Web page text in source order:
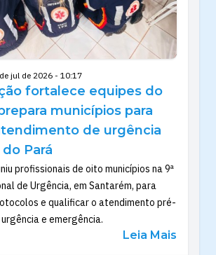
jul de 2026 - 10:17
fortalece equipes do
municípios para
de urgência
Pará
profissionais de oito municípios na 9ª
de Urgência, em Santarém, para
e qualificar o atendimento pré-
e emergência.
Leia Mais